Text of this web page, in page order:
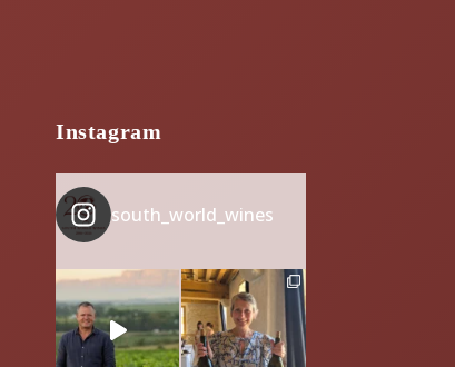
Instagram
south_world_wines